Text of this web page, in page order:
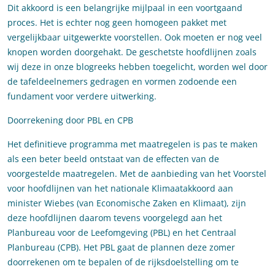
Dit akkoord is een belangrijke mijlpaal in een voortgaand
proces. Het is echter nog geen homogeen pakket met
vergelijkbaar uitgewerkte voorstellen. Ook moeten er nog veel
knopen worden doorgehakt. De geschetste hoofdlijnen zoals
wij deze in onze blogreeks hebben toegelicht, worden wel door
de tafeldeelnemers gedragen en vormen zodoende een
fundament voor verdere uitwerking.
Doorrekening door PBL en CPB
Het definitieve programma met maatregelen is pas te maken
als een beter beeld ontstaat van de effecten van de
voorgestelde maatregelen. Met de aanbieding van het Voorstel
voor hoofdlijnen van het nationale Klimaatakkoord aan
minister Wiebes (van Economische Zaken en Klimaat), zijn
deze hoofdlijnen daarom tevens voorgelegd aan het
Planbureau voor de Leefomgeving (PBL) en het Centraal
Planbureau (CPB). Het PBL gaat de plannen deze zomer
doorrekenen om te bepalen of de rijksdoelstelling om te